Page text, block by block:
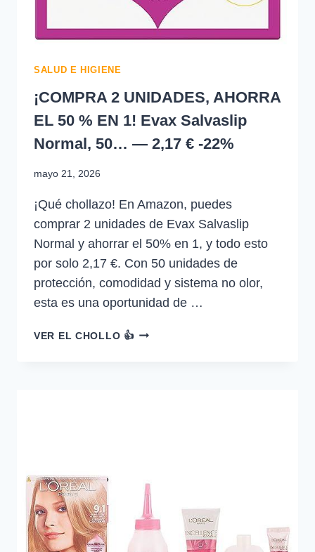
SALUD E HIGIENE
¡COMPRA 2 UNIDADES, AHORRA
EL 50 % EN 1! Evax Salvaslip
Normal, 50… — 2,17 € -22%
mayo 21, 2026
¡Qué chollazo! En Amazon, puedes
comprar 2 unidades de Evax Salvaslip
Normal y ahorrar el 50% en 1, y todo esto
por solo 2,17 €. Con 50 unidades de
protección, comodidad y sistema no olor,
esta es una oportunidad de …
VER EL CHOLLO 👍¡COMPRA
SALVASLIP
NORMAL,
50…